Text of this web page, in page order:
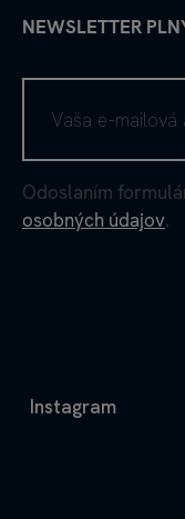
NEWSLETTER
Odoslaním
osobných údajov.
Instagram